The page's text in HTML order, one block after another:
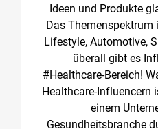
Ideen und Produkte
Das Themenspektrum
Lifestyle, Automotive,
überall gibt es
#Healthcare-Bereich!
Healthcare-Influencern
einem
Gesundheitsbranche